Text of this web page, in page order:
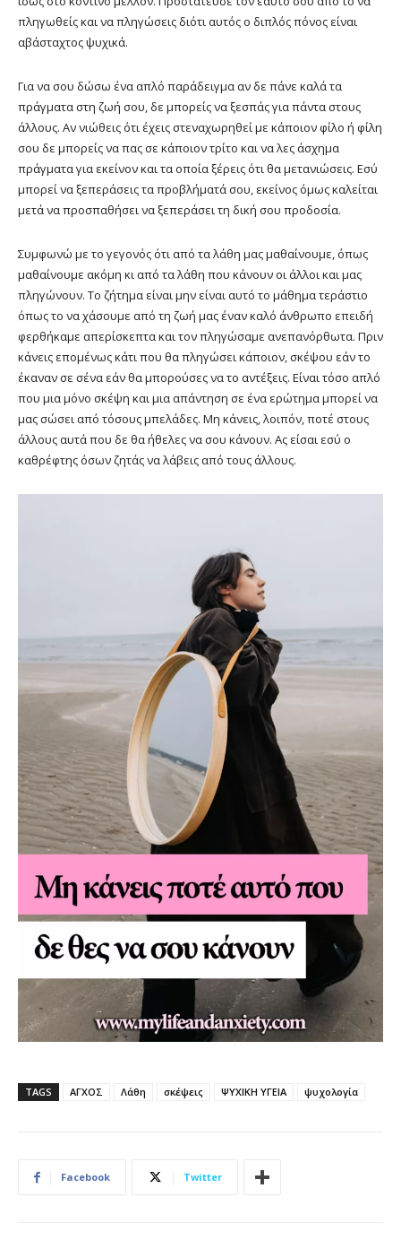
πληγωθείς και να πληγώσεις διότι αυτός ο διπλός πόνος είναι
αβάσταχτος ψυχικά.
Για να σου δώσω ένα απλό παράδειγμα αν δε πάνε καλά τα
πράγματα στη ζωή σου, δε μπορείς να ξεσπάς για πάντα στους
άλλους. Αν νιώθεις ότι έχεις στεναχωρηθεί με κάποιον φίλο ή φίλη
σου δε μπορείς να πας σε κάποιον τρίτο και να λες άσχημα
πράγματα για εκείνον και τα οποία ξέρεις ότι θα μετανιώσεις. Εσύ
μπορεί να ξεπεράσεις τα προβλήματά σου, εκείνος όμως καλείται
μετά να προσπαθήσει να ξεπεράσει τη δική σου προδοσία.
Συμφωνώ με το γεγονός ότι από τα λάθη μας μαθαίνουμε, όπως
μαθαίνουμε ακόμη κι από τα λάθη που κάνουν οι άλλοι και μας
πληγώνουν. Το ζήτημα είναι μην είναι αυτό το μάθημα τεράστιο
όπως το να χάσουμε από τη ζωή μας έναν καλό άνθρωπο επειδή
φερθήκαμε απερίσκεπτα και τον πληγώσαμε ανεπανόρθωτα. Πριν
κάνεις επομένως κάτι που θα πληγώσει κάποιον, σκέψου εάν το
έκαναν σε σένα εάν θα μπορούσες να το αντέξεις. Είναι τόσο απλό
που μια μόνο σκέψη και μια απάντηση σε ένα ερώτημα μπορεί να
μας σώσει από τόσους μπελάδες. Μη κάνεις, λοιπόν, ποτέ στους
άλλους αυτά που δε θα ήθελες να σου κάνουν. Ας είσαι εσύ ο
καθρέφτης όσων ζητάς να λάβεις από τους άλλους.
TAGS ΑΓΧΟΣ Λάθη σκέψεις ΨΥΧΙΚΗ ΥΓΕΙΑ ψυχολογία
Facebook Twitter